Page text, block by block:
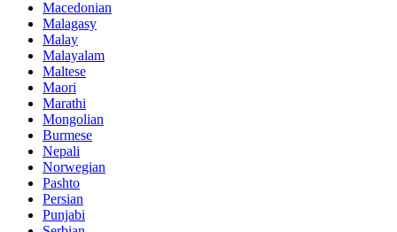
Macedonian
Malagasy
Malay
Malayalam
Maltese
Maori
Marathi
Mongolian
Burmese
Nepali
Norwegian
Pashto
Persian
Punjabi